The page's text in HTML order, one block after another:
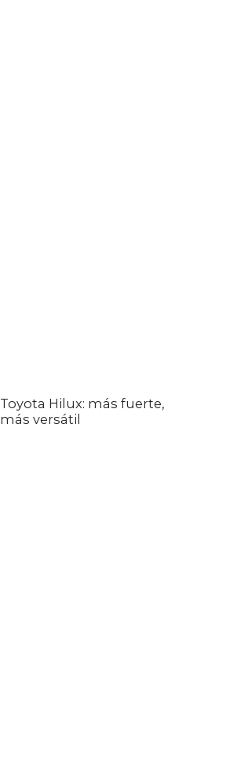
Toyota Hilux: más fuerte,
más versátil